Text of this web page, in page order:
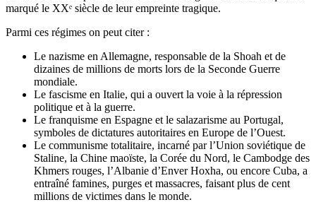
marqué le XXᵉ siècle de leur empreinte tragique.
Parmi ces régimes on peut citer :
Le nazisme en Allemagne, responsable de la Shoah et de
dizaines de millions de morts lors de la Seconde Guerre
mondiale.
Le fascisme en Italie, qui a ouvert la voie à la répression
politique et à la guerre.
Le franquisme en Espagne et le salazarisme au Portugal,
symboles de dictatures autoritaires en Europe de l’Ouest.
Le communisme totalitaire, incarné par l’Union soviétique de
Staline, la Chine maoïste, la Corée du Nord, le Cambodge des
Khmers rouges, l’Albanie d’Enver Hoxha, ou encore Cuba, a
entraîné famines, purges et massacres, faisant plus de cent
millions de victimes dans le monde.